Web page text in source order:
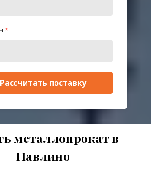
*
Рассчитать поставку
металлопрокат в
Павлино